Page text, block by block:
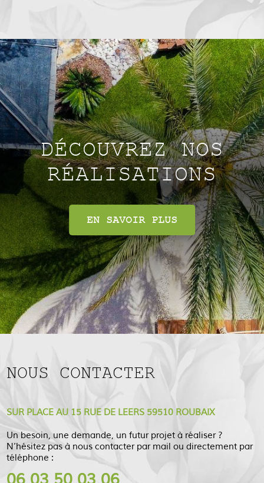
DÉCOUVREZ NOS
RÉALISATIONS
EN SAVOIR PLUS
NOUS CONTACTER
SUR PLACE AU 15 RUE DE LEERS 59510 ROUBAIX
Un besoin, une demande, un futur projet à réaliser ?
N’hésitez pas à nous contacter par mail ou directement par
téléphone :